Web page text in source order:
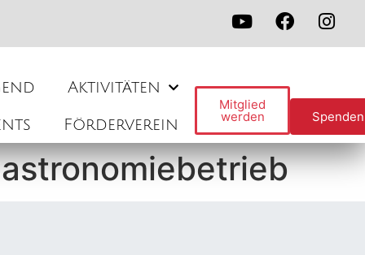
Aktivitäten
Förderverein
Mitglied
werden Spenden